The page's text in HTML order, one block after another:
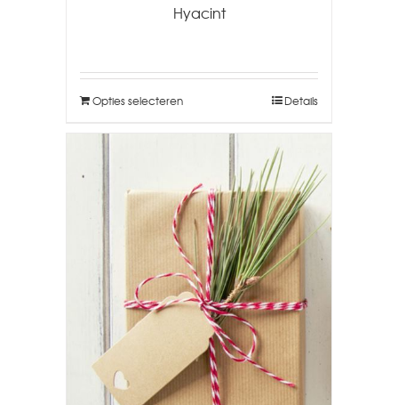
Hyacint
Opties selecteren Details